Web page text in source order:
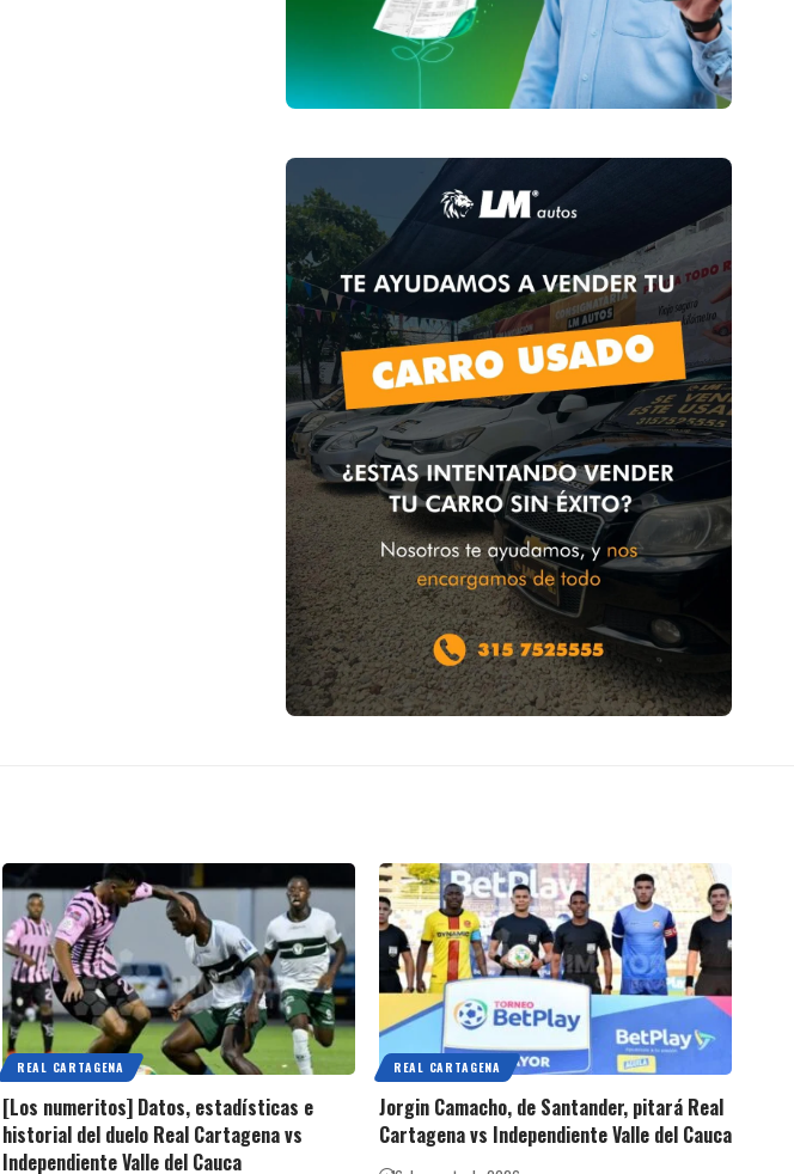
REAL CARTAGENA
[Los numeritos] Datos, estadísticas e
historial del duelo Real Cartagena vs
Independiente Valle del Cauca
REAL CARTAGENA
Jorgin Camacho, de Santander, pitará Real
Cartagena vs Independiente Valle del Cauca